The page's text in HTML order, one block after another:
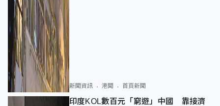
新聞資訊 港聞 首頁新聞
印度KOL數百元「窮遊」中國 靠接濟